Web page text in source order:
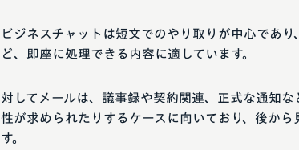
ビジネスチャットは短文でのやり取りが中心であ
ど、即座に処理できる内容に適しています。
対してメールは、議事録や契約関連、正式な通知
性が求められたりするケースに向いており、後か
す。